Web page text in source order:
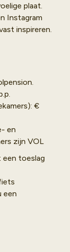
plaat.
Instagram
inspireren.
€
en
zijn VOL
een toeslag
een